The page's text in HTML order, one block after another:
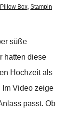
Pillow Box, Stampin
süße
hatten diese
Hochzeit als
Im Video zeige
passt. Ob